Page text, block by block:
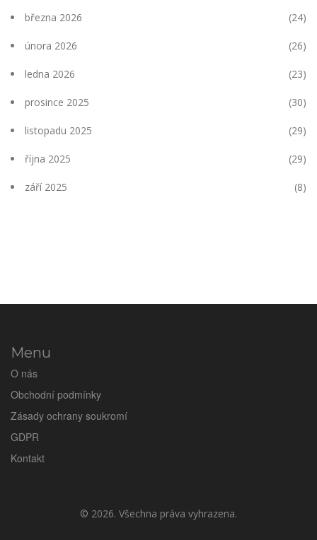
března 2026 (24)
února 2026 (26)
ledna 2026 (23)
prosince 2025 (30)
listopadu 2025 (29)
října 2025 (29)
září 2025 (8)
Menu
O nás
Obchodní podmínky
Zásady ochrany soukromí
GDPR
Kontakt
© 2026. Všechna práva vyhrazena.